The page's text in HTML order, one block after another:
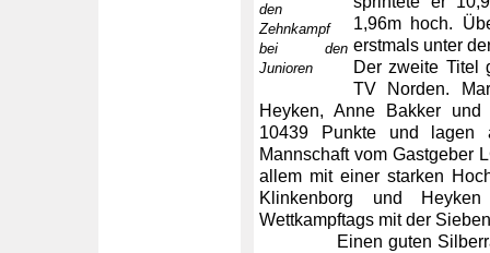
den
Zehnkampf
bei den
Junioren
1,96m hoch.
erstmals unter
Der zweite Titel
TV Norden.
Heyken, Anne Bakker und
10439 Punkte und
Mannschaft vom Gastgeber
allem mit einer starken
Klinkenborg und
Wettkampftags mit der
Einen guten Silberrang